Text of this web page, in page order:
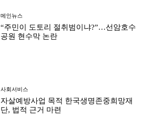
메인뉴스
“주민이 도토리 절취범이냐?”…선암호수
공원 현수막 논란
사회서비스
자살예방사업 목적 한국생명존중희망재
단, 법적 근거 마련